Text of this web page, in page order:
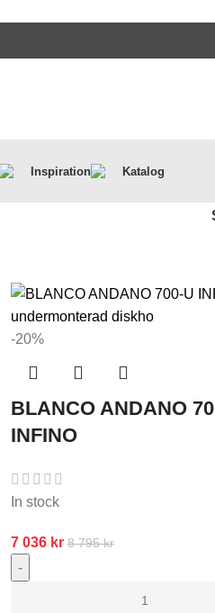
Inspiration Katalog
-20%
BLANCO ANDANO
INFINO
In stock
7 036 kr 8 795kr
-